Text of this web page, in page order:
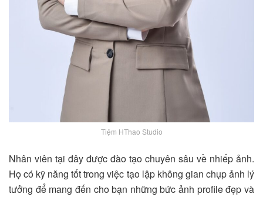
Tiệm HThao Studio
Nhân viên tại đây được đào tạo chuyên sâu về nhiếp ảnh.
Họ có kỹ năng tốt trong việc tạo lập không gian chụp ảnh lý
tưởng để mang đến cho bạn những bức ảnh profile đẹp và